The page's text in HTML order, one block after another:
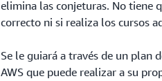
elimina las conjeturas. No tiene
correcto ni si realiza los cursos
Se le guiará a través de un plan
AWS que puede realizar a su